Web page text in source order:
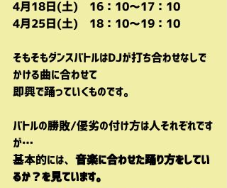
4月18日(土)　16：10～17：10
4月25日(土)　18：10～19：10
そもそもダンスバトルはDJが打ち合わせなしで
かける曲に合わせて
即興で踊っていくものです。
バトルの勝敗/優劣の付け方は人それぞれです
が…
基本的には、 音楽に合わせた踊り方をしてい
るか？を見ています。